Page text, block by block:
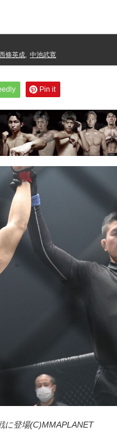
條英成 中池武寛
Pin it
に登場(C)MMAPLANET